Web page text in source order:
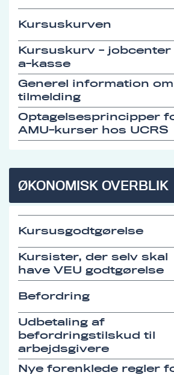
Kursuskurven
Kursuskurv - jobcenter
a-kasse
Generel information om
tilmelding
Optagelsesprincipper
AMU-kurser hos UCRS
ØKONOMISK OVERBLIK
Kursusgodtgørelse
Kursister, der selv skal
have VEU godtgørelse
Befordring
Udbetaling af
befordringstilskud til
arbejdsgivere
Nye forenklede regler